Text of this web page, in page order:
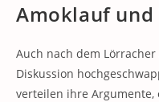
Amoklauf
Auch nach dem
Diskussion
verteilen ihre Argumente,